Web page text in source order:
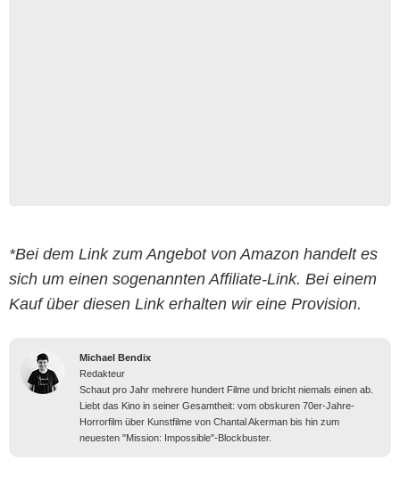
*Bei dem Link zum Angebot von Amazon handelt es
sich um einen sogenannten Affiliate-Link. Bei einem
Kauf über diesen Link erhalten wir eine Provision.
Michael Bendix
Redakteur
Schaut pro Jahr mehrere hundert Filme und bricht niemals einen ab.
Liebt das Kino in seiner Gesamtheit: vom obskuren 70er-Jahre-
Horrorfilm über Kunstfilme von Chantal Akerman bis hin zum
neuesten "Mission: Impossible"-Blockbuster.